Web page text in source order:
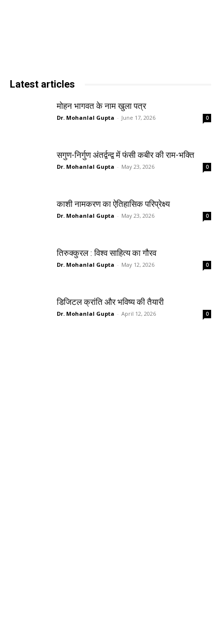
Latest articles
मोहन भागवत के नाम खुला पत्र
Dr. Mohanlal Gupta - June 17, 2026 0
सगुण-निर्गुण अंतर्द्वन्द्व में फंसी कबीर की राम-भक्ति
Dr. Mohanlal Gupta - May 23, 2026 0
काशी नामकरण का ऐतिहासिक परिप्रेक्ष्य
Dr. Mohanlal Gupta - May 23, 2026 0
तिरुक्कुरल : विश्व साहित्य का गौरव
Dr. Mohanlal Gupta - May 12, 2026 0
डिजिटल क्रांति और भविष्य की तैयारी
Dr. Mohanlal Gupta - April 12, 2026 0